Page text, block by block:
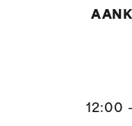
12:00